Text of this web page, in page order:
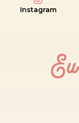
Instagram